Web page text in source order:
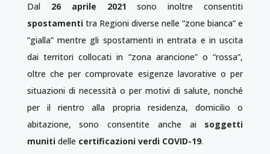
Dal 26 aprile 2021 sono inoltre consentiti
spostamentitra Regioni diverse nelle “zone bianca” e
“gialla” mentre gli spostamenti in entrata e in uscita
dai territori collocati in “zona arancione” o “rossa”,
oltre che per comprovate esigenze lavorative o per
situazioni di necessità o per motivi di salute, nonché
per il rientro alla propria residenza, domicilio o
abitazione, sono consentite anche ai soggetti
munitidelle certificazioni verdi COVID-19.